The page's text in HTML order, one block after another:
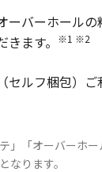
ーバーホール
ます。
※1 ※2
セルフ梱包）
」「オーバーホ
なります。